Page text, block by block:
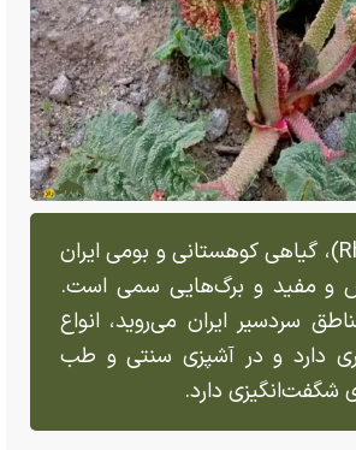
ریواس (Rheum)، گیاهی کوهستانی و بومی ایران
و مفید و برگ‌هایی سمی است.
سردسیر ایران می‌روید، انواع
دارد و در آشپزی سنتی و طب
شگفت‌انگیزی دارد.